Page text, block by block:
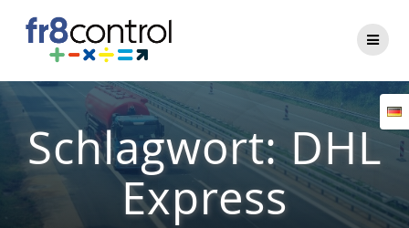
Schlagwort:DHL
Express